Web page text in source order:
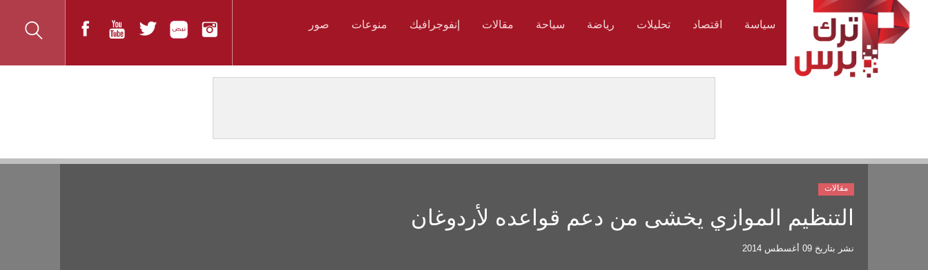
سياسة اقتصاد تحليلات رياضة سياحة مقالات إنفوجرافيك منوعات صور
التنظيم الموازي يخشى من دعم قواعده لأردوغان
نشر بتاريخ 09 أغسطس 2014
مقالات